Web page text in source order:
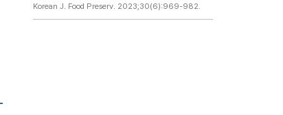
Korean J. Food Preserv. 2023;30(6):969-982.